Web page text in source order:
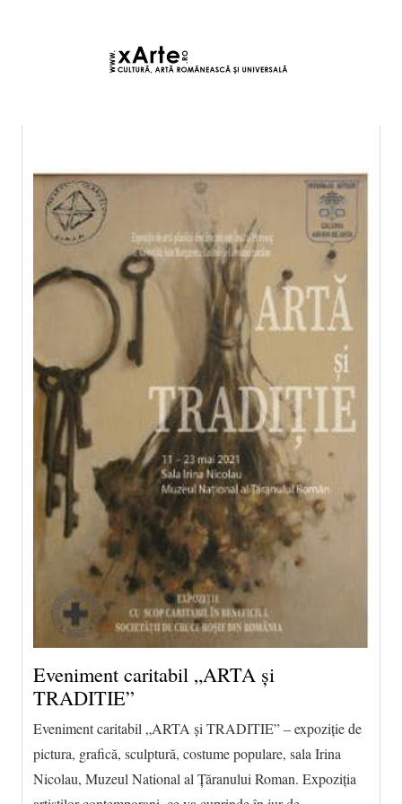
Eveniment caritabil „ARTA și
TRADITIE”
Eveniment caritabil „ARTA și TRADITIE” – expoziție de
pictura, grafică, sculptură, costume populare, sala Irina
Nicolau, Muzeul National al Țăranului Roman. Expoziția